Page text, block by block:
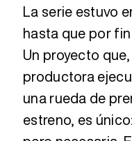
La serie estuvo
hasta que por
Un proyecto
productora
una rueda de
estreno, es